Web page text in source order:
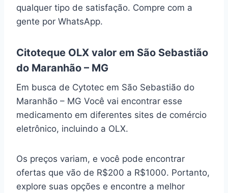
qualquer tipo de satisfação. Compre com a
gente por WhatsApp.
Citoteque OLX valor em São Sebastião
do Maranhão – MG
Em busca de Cytotec em São Sebastião do
Maranhão – MG Você vai encontrar esse
medicamento em diferentes sites de comércio
eletrônico, incluindo a OLX.
Os preços variam, e você pode encontrar
ofertas que vão de R$200 a R$1000. Portanto,
explore suas opções e encontre a melhor